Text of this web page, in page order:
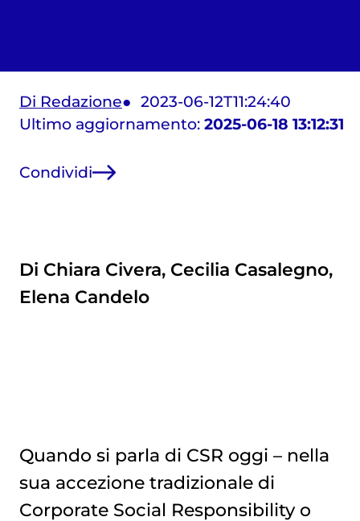
Di Redazione
2023-06-12T11:24:40
Ultimo aggiornamento: 2025-06-18 13:12:31
Condividi
Di Chiara Civera, Cecilia Casalegno,
Elena Candelo
Quando si parla di CSR oggi – nella
sua accezione tradizionale di
Corporate Social Responsibility o